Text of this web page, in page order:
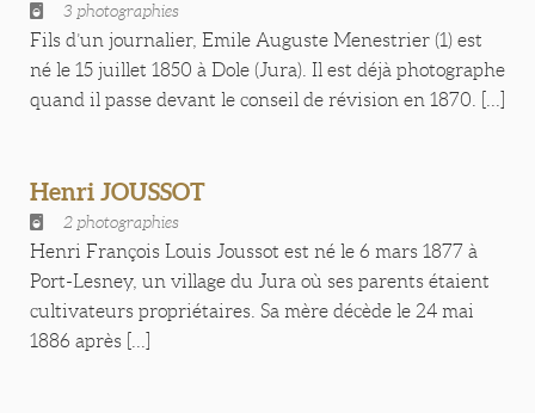
3 photographies
Fils d’un journalier, Emile Auguste Menestrier (1) est
né le 15 juillet 1850 à Dole (Jura). Il est déjà photographe
quand il passe devant le conseil de révision en 1870. [...]
Henri JOUSSOT
2 photographies
Henri François Louis Joussot est né le 6 mars 1877 à
Port-Lesney, un village du Jura où ses parents étaient
cultivateurs propriétaires. Sa mère décède le 24 mai
1886 après [...]